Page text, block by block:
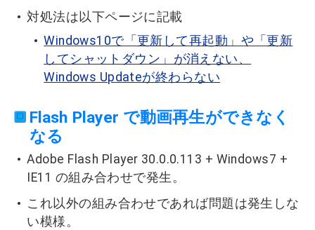
対処法は以下ページに記載
Windows10で「更新して再起動」や「更新
してシャットダウン」が消えない、
Windows Updateが終わらない
Flash Player で動画再生ができなく
なる
Adobe Flash Player 30.0.0.113 + Windows7 +
IE11 の組み合わせで発生。
これ以外の組み合わせであれば問題は発生しな
い模様。